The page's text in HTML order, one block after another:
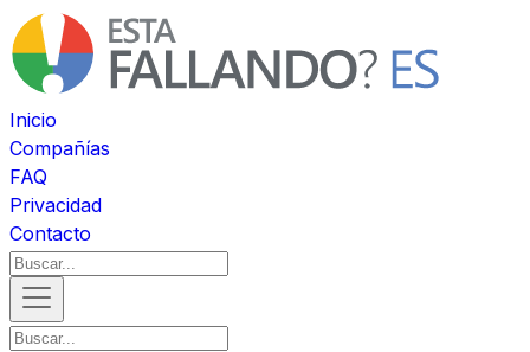
Inicio
Compañías
FAQ
Privacidad
Contacto